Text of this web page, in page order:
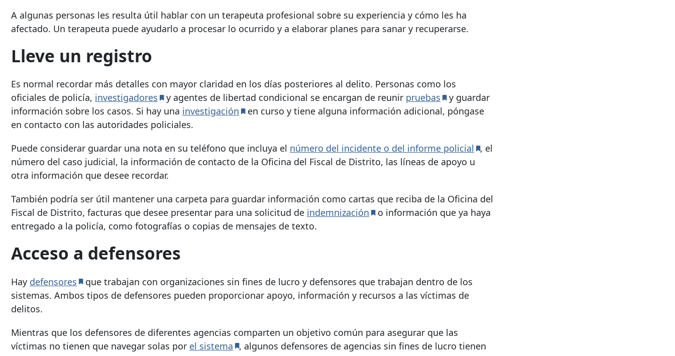
A algunas personas les resulta útil hablar con un terapeuta profesional sobre su experiencia y cómo les ha
afectado. Un terapeuta puede ayudarlo a procesar lo ocurrido y a elaborar planes para sanar y recuperarse.
Lleve un registro
Es normal recordar más detalles con mayor claridad en los días posteriores al delito. Personas como los
oficiales de policía, investigadores y agentes de libertad condicional se encargan de reunir pruebas y guardar
información sobre los casos. Si hay una investigación en curso y tiene alguna información adicional, póngase
en contacto con las autoridades policiales.
Puede considerar guardar una nota en su teléfono que incluya el número del incidente o del informe policial , el
número del caso judicial, la información de contacto de la Oficina del Fiscal de Distrito, las líneas de apoyo u
otra información que desee recordar.
También podría ser útil mantener una carpeta para guardar información como cartas que reciba de la Oficina del
Fiscal de Distrito, facturas que desee presentar para una solicitud de indemnización o información que ya haya
entregado a la policía, como fotografías o copias de mensajes de texto.
Acceso a defensores
Hay defensores que trabajan con organizaciones sin fines de lucro y defensores que trabajan dentro de los
sistemas. Ambos tipos de defensores pueden proporcionar apoyo, información y recursos a las víctimas de
delitos.
Mientras que los defensores de diferentes agencias comparten un objetivo común para asegurar que las
víctimas no tienen que navegar solas por el sistema , algunos defensores de agencias sin fines de lucro tienen